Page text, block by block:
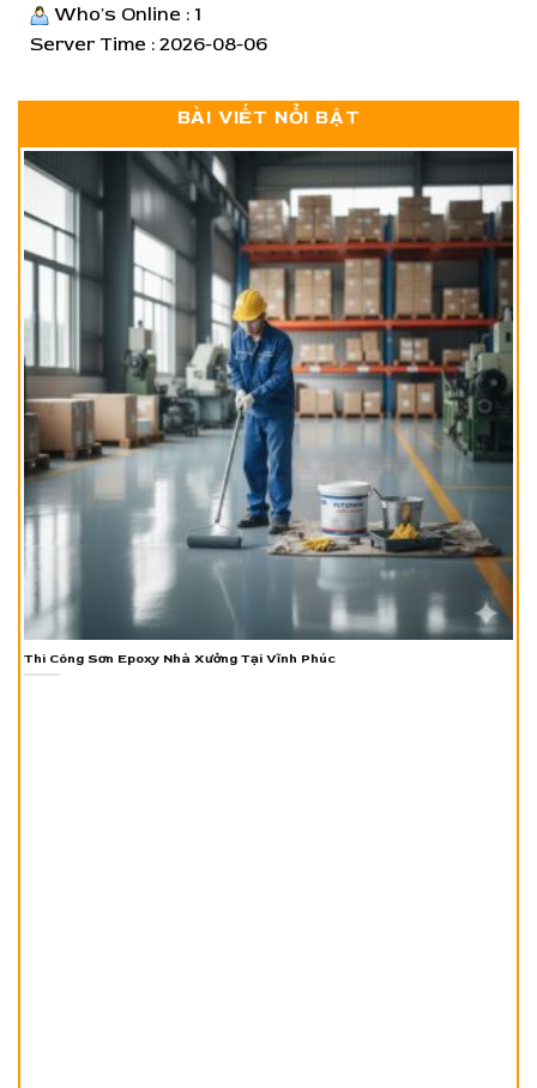
Who's Online : 1
Server Time : 2026-08-06
BÀI VIẾT NỔI BẬT
Thi Công Sơn Epoxy Nhà Xưởng Tại Vĩnh Phúc